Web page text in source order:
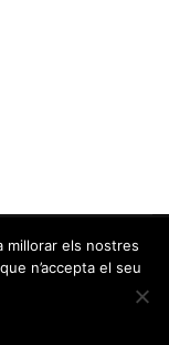
millorar els nostres
n’accepta el seu